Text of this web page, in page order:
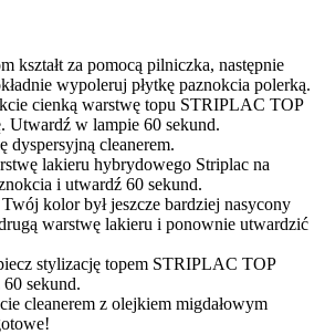
kształt za pomocą pilniczka, następnie
wypoleruj płytkę paznokcia polerką.
cienką warstwę topu STRIPLAC TOP
Utwardź w lampie 60 sekund.
dyspersyjną cleanerem.
lakieru hybrydowego Striplac na
i utwardź 60 sekund.
kolor był jeszcze bardziej nasycony
warstwę lakieru i ponownie utwardzić
stylizację topem STRIPLAC TOP
sekund.
cleanerem z olejkiem migdałowym